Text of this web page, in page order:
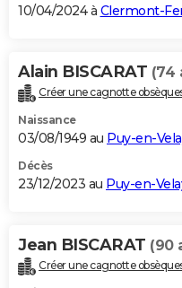
10/04/2024 à Clermont-
Alain BISCARAT (74
Créer une cagnotte
Naissance
03/08/1949 au Puy-en-
Décès
23/12/2023 au Puy-en-
Jean BISCARAT (90
Créer une cagnotte